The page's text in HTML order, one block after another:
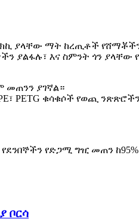
ንክኪ ያላቸው ማት ከረጢቶች
ያልፋሉ፣ እና ስምንት ጎን ያላቸው
መጠንን ያገኛል።
PETG ቁሳቁሶች የወጪ
የድጋሚ ግዢ መጠን
ቦርሳ